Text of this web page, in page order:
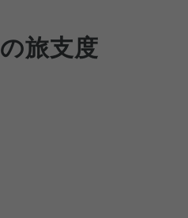
旅支度
追加する